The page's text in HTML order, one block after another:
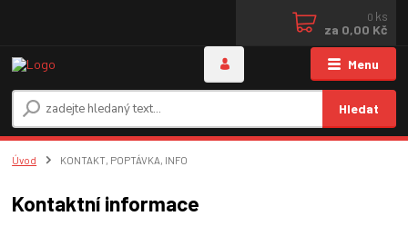
Menu
Hledat
0 ks
za 0,00 Kč
Úvod KONTAKT, POPTÁVKA, INFO
Kontaktní informace